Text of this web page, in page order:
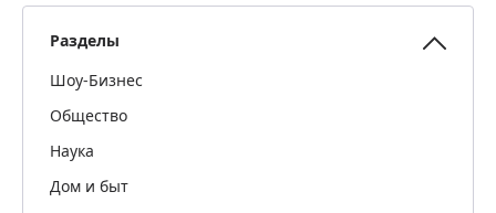
Разделы
Шоу-Бизнес
Общество
Наука
Дом и быт